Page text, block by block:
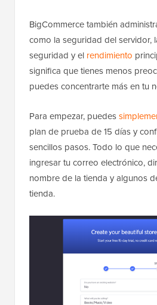
BigCommerce también
como la seguridad del servidor,
seguridad y el rendimiento
significa que tienes menos
puedes concentrarte más en tu
Para empezar, puedes
plan de prueba de 15 días y
sencillos pasos. Todo lo que
ingresar tu correo electrónico,
nombre de la tienda y algunos
tienda.